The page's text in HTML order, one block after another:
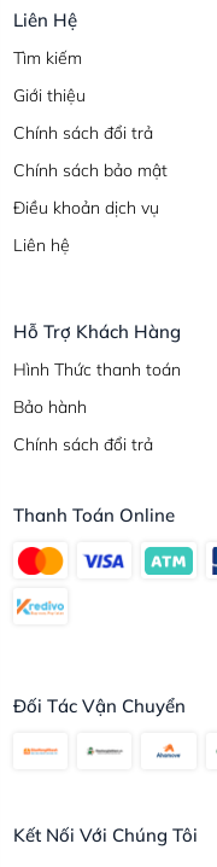
Liên Hệ
Tìm kiếm
Giới thiệu
Chính sách đổi trả
Chính sách bảo mật
Điều khoản dịch vụ
Liên hệ
Hỗ Trợ Khách Hàng
Hình Thức thanh toán
Bảo hành
Chính sách đổi trả
Thanh Toán Online
Đối Tác Vận Chuyển
Kết Nối Với Chúng Tôi